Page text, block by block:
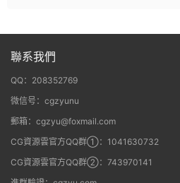
聯系我們
QQ：208352769
微信号：cgzyunu
郵箱：cgzyu@foxmail.com
CG資源雲官方QQ群①：1041630732
CG資源雲官方QQ群②：743970141